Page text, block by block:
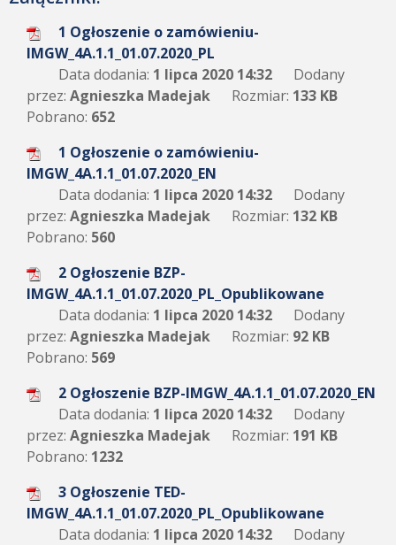
1 Ogłoszenie o zamówieniu-
IMGW_4A.1.1_01.07.2020_PL
Data dodania: 1 lipca 2020 14:32
Dodany
przez: Agnieszka Madejak Rozmiar: 133 KB
Pobrano: 652
1 Ogłoszenie o zamówieniu-
IMGW_4A.1.1_01.07.2020_EN
Data dodania: 1 lipca 2020 14:32
Dodany
przez: Agnieszka Madejak Rozmiar: 132 KB
Pobrano: 560
2 Ogłoszenie BZP-
IMGW_4A.1.1_01.07.2020_PL_Opublikowane
Data dodania: 1 lipca 2020 14:32
Dodany
przez: Agnieszka Madejak Rozmiar: 92 KB
Pobrano: 569
2 Ogłoszenie BZP-IMGW_4A.1.1_01.07.2020_EN
Data dodania: 1 lipca 2020 14:32
Dodany
przez: Agnieszka Madejak Rozmiar: 191 KB
Pobrano: 1232
3 Ogłoszenie TED-
IMGW_4A.1.1_01.07.2020_PL_Opublikowane
Data dodania: 1 lipca 2020 14:32
Dodany